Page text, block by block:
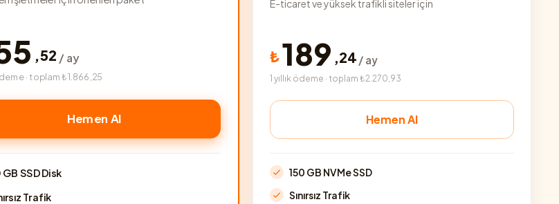
,52 / ay
· toplam ₺1.866,25
Hemen Al
SSD Disk
Trafik
E-ticaret ve yüksek trafikli siteler için
₺189 ,24 / ay
1 yıllık ödeme · toplam ₺2.270,93
Hemen Al
150 GB NVMe SSD
Sınırsız Trafik